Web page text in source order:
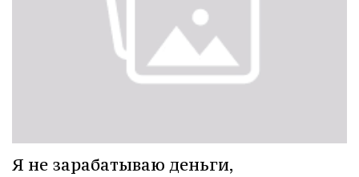
Я не зарабатываю деньги,